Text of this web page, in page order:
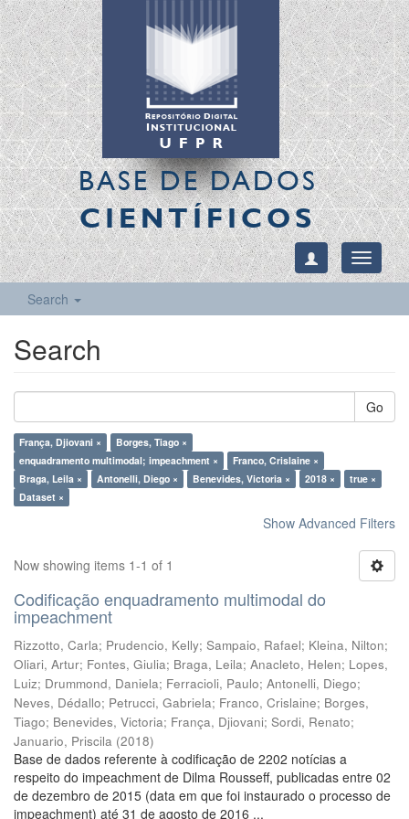
BASE DE DADOS
CIENTÍFICOS
Toggle
Search
Search
Go
França, Djiovani ×
Borges, Tiago ×
enquadramento multimodal; impeachment ×
Franco, Crislaine ×
Braga, Leila ×
Antonelli, Diego × Benevides, Victoria × 2018 ×
true ×
Dataset ×
Show Advanced Filters
Now showing items 1-1 of 1
Codificação enquadramento multimodal do
impeachment
Rizzotto, Carla; Prudencio, Kelly; Sampaio, Rafael; Kleina, Nilton;
Oliari, Artur; Fontes, Giulia; Braga, Leila; Anacleto, Helen; Lopes,
Luiz; Drummond, Daniela; Ferracioli, Paulo; Antonelli, Diego;
Neves, Dédallo; Petrucci, Gabriela; Franco, Crislaine; Borges,
Tiago; Benevides, Victoria; França, Djiovani; Sordi, Renato;
Januario, Priscila (2018)
Base de dados referente à codificação de 2202 notícias a
respeito do impeachment de Dilma Rousseff, publicadas entre 02
de dezembro de 2015 (data em que foi instaurado o processo de
impeachment) até 31 de agosto de 2016 ...